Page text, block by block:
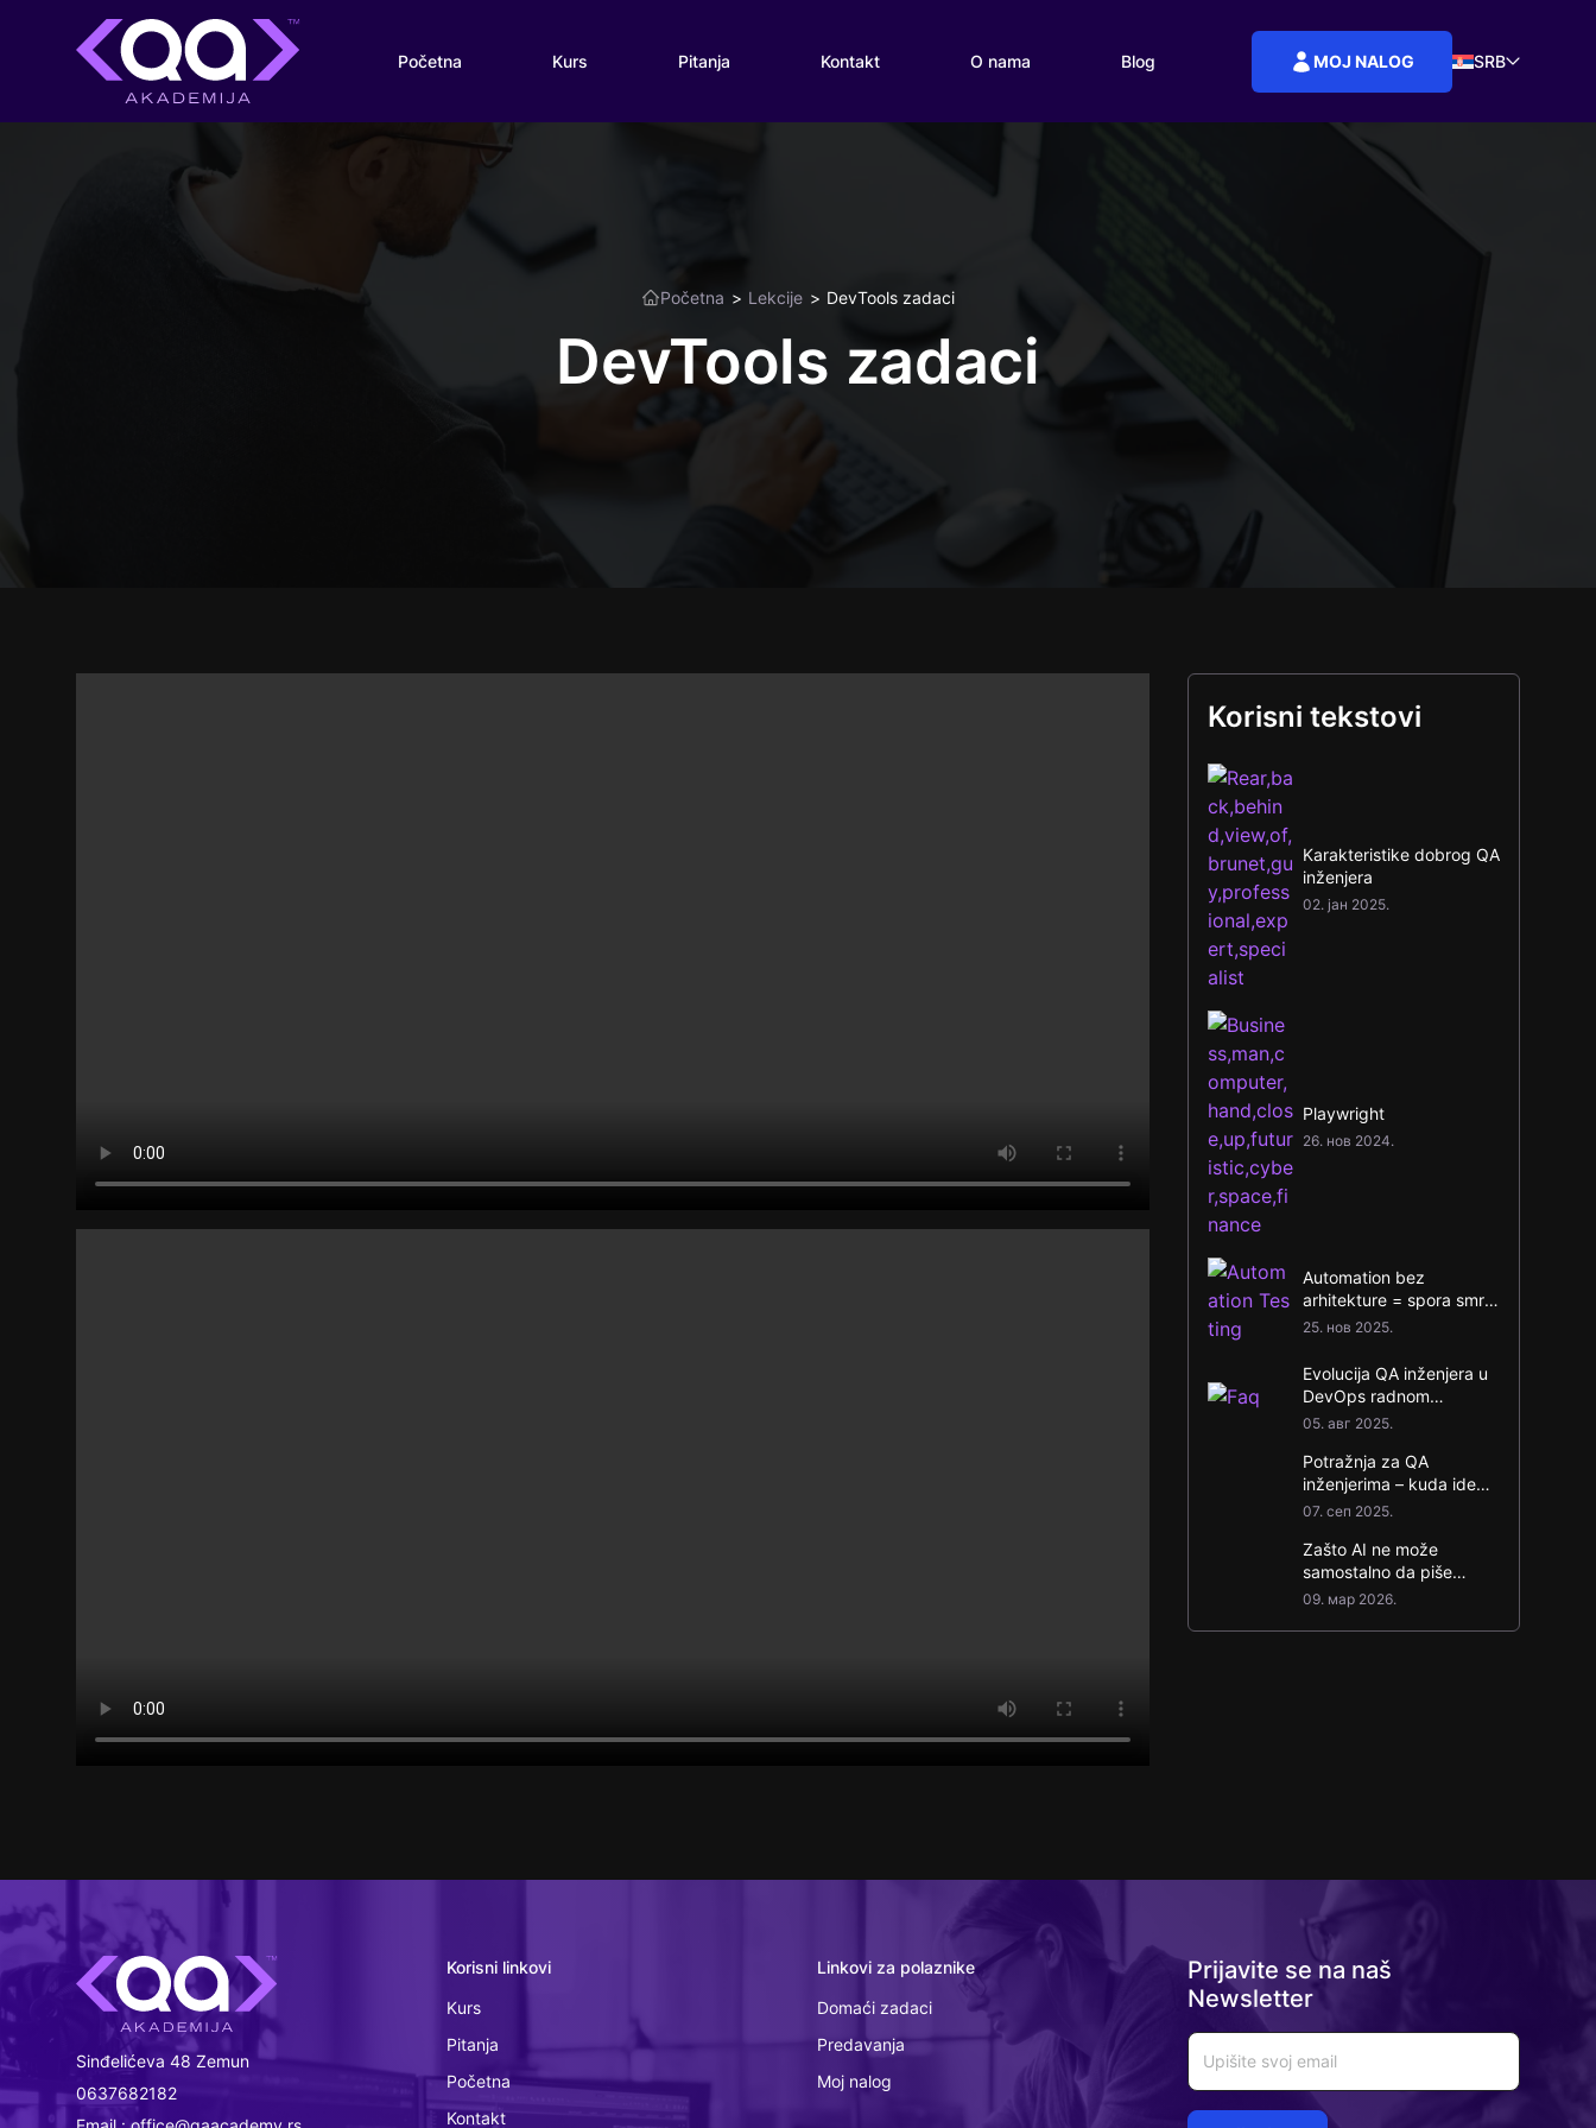
Početna Kurs Pitanja Kontakt O nama Blog MOJ NALOG SRB
Početna > Lekcije > DevTools zadaci
DevTools zadaci
Korisni tekstovi
Karakteristike dobrog QA
inženjera
02. јан 2025.
Playwright
26. нов 2024.
Automation bez
arhitekture = spora smrt
projekta
25. нов 2025.
Evolucija QA inženjera u
DevOps radnom
okruženju
05. авг 2025.
Potražnja za QA
inženjerima – kuda ide
tržište?
07. сеп 2025.
Zašto AI ne može
samostalno da piše
održive automatske
09. мар 2026.
Sinđelićeva 48 Zemun
0637682182
Korisni linkovi
Kurs
Pitanja
Početna
Kontakt
Linkovi za polaznike
Domaći zadaci
Predavanja
Moj nalog
Prijavite se na naš
Newsletter
Email
Email